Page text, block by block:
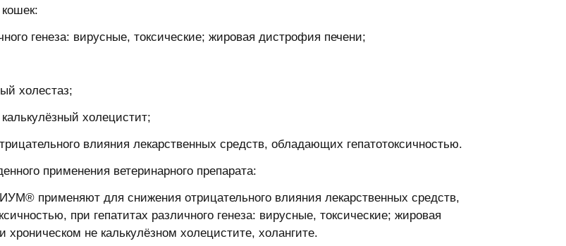
генеза: вирусные, токсические; жировая дистрофия печени;
холестаз;
холецистит;
влияния лекарственных средств, обладающих гепатотоксичностью.
применения ветеринарного препарата:
применяют для снижения отрицательного влияния лекарственных средств,
при гепатитах различного генеза: вирусные, токсические; жировая
хроническом не калькулёзном холецистите, холангите.